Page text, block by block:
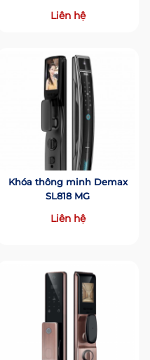
Liên hệ
Khóa thông minh Demax
SL818 MG
Liên hệ